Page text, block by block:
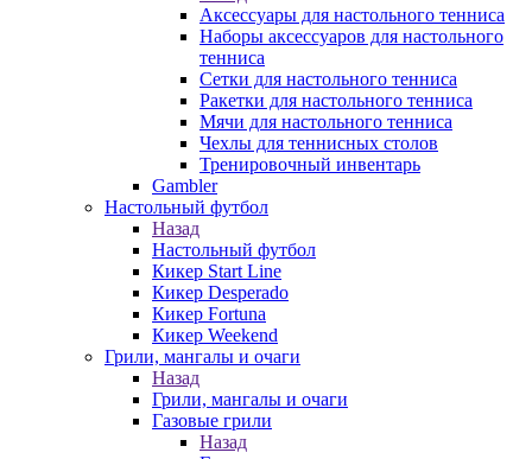
Аксессуары для настольного тенниса
Наборы аксессуаров для настольного
тенниса
Сетки для настольного тенниса
Ракетки для настольного тенниса
Мячи для настольного тенниса
Чехлы для теннисных столов
Тренировочный инвентарь
Gambler
Настольный футбол
Назад
Настольный футбол
Кикер Start Line
Кикер Desperado
Кикер Fortuna
Кикер Weekend
Грили, мангалы и очаги
Назад
Грили, мангалы и очаги
Газовые грили
Назад